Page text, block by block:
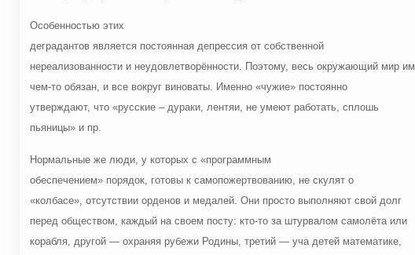
Особенностью этих
деградантов является постоянная депрессия от собственной
нереализованности и неудовлетворённости. Поэтому, весь окружающий мир им
чем-то обязан, и все вокруг виноваты. Именно «чужие» постоянно
утверждают, что «русские – дураки, лентяи, не умеют работать, сплошь
пьяницы» и пр.
Нормальные же люди, у которых с «программным
обеспечением» порядок, готовы к самопожертвованию, не скулят о
«колбасе», отсутствии орденов и медалей. Они просто выполняют свой долг
перед обществом, каждый на своем посту: кто-то за штурвалом самолёта или
корабля, другой — охраняя рубежи Родины, третий — уча детей математике,